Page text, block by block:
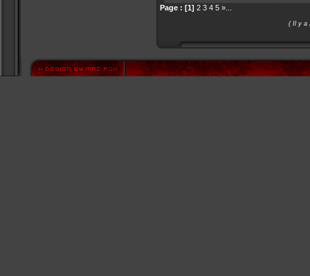
Page : [1] 2 3 4 5 »
( Il y a